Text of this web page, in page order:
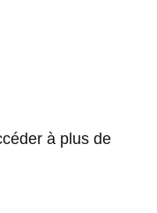
à plus de